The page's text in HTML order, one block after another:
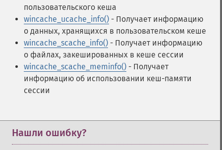
пользовательского кеша
wincache_ucache_info() - Получает информацию
о данных, хранящихся в пользовательском кеше
wincache_scache_info() - Получает информацию
о файлах, закешированных в кеше сессии
wincache_scache_meminfo() - Получает
информацию об использовании кеш-памяти
сессии
Нашли ошибку?